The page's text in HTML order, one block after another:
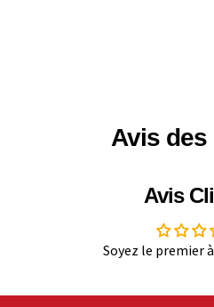
Avis
Avis
Soyez le premier